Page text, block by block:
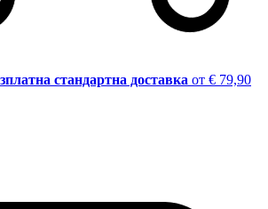
стандартна доставка от € 79,90